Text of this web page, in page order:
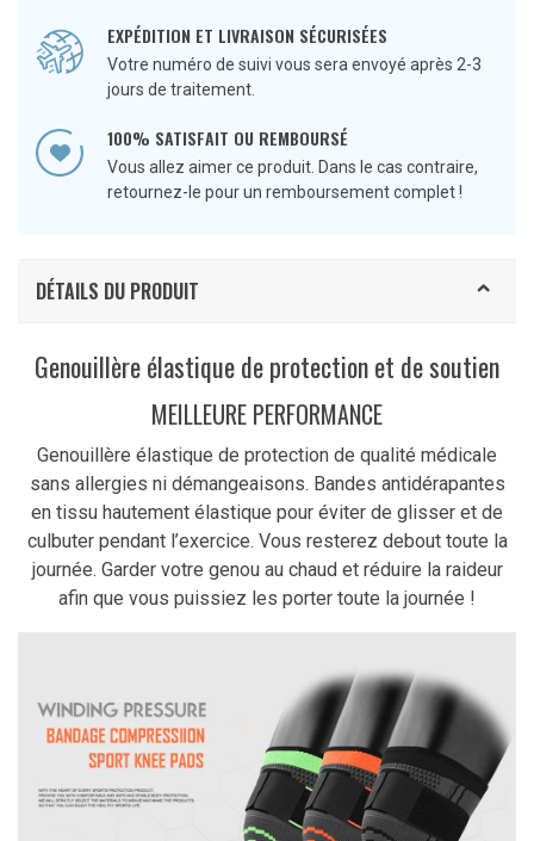
EXPÉDITION ET LIVRAISON SÉCURISÉES
Votre numéro de suivi vous sera envoyé après 2-3
jours de traitement.
100% SATISFAIT OU REMBOURSÉ
Vous allez aimer ce produit. Dans le cas contraire,
retournez-le pour un remboursement complet !
DÉTAILS DU PRODUIT
Genouillère élastique de protection et de soutien
MEILLEURE PERFORMANCE
Genouillère élastique de protection de qualité médicale
sans allergies ni démangeaisons. Bandes antidérapantes
en tissu hautement élastique pour éviter de glisser et de
culbuter pendant l’exercice. Vous resterez debout toute la
journée. Garder votre genou au chaud et réduire la raideur
afin que vous puissiez les porter toute la journée !